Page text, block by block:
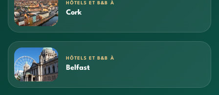
HÔTELS ET B&B À
Cork
HÔTELS ET B&B À
Belfast